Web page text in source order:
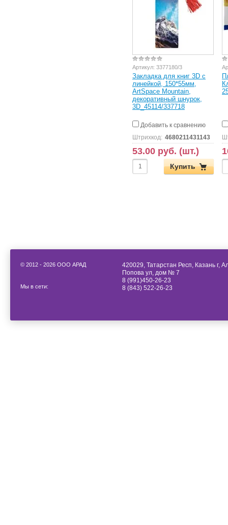
Артикул: 3377180/3
Закладка для книг 3D с
линейкой, 150*55мм,
ArtSpace Mountain,
декоративный шнурок,
3D_45114/337718
Добавить к сравнению
Штрихкод: 4680211431143
53.00 руб. (шт.)
Купить
© 2012 - 2026 ООО АРАД
Мы в сети:
420029, Татарстан Респ, Казань г,
Попова ул, дом № 7
8 (991)450-26-23
8 (843) 522-26-23